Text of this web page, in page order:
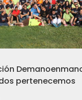
pertenecemos